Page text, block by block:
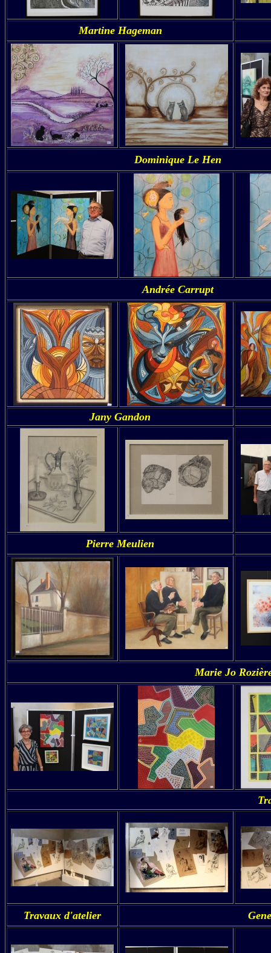
Martine Hageman
Dominique Le Hen
Andrée Carrupt
Jany Gandon
Pierre Meulien
Marie Jo
Travaux d'atelier